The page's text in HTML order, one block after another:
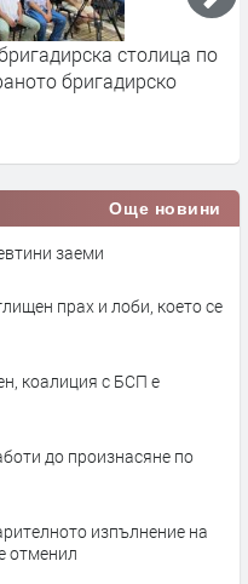
столица по
бригадирско
Още новини
заеми
прах и лоби, което се
коалиция с БСП е
до произнасяне по
изпълнение на
отменил